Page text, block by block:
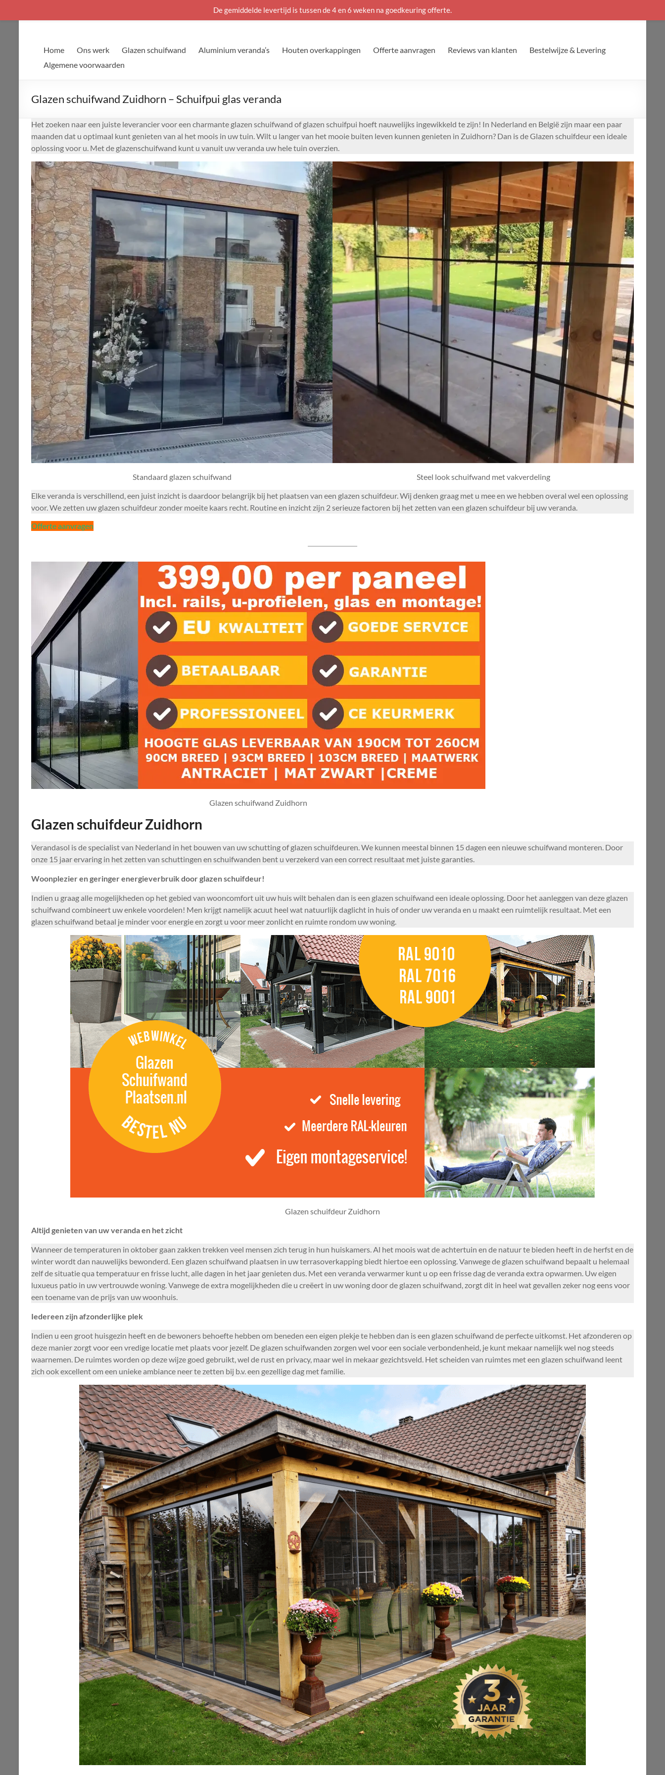
Home Ons werk Glazen schuifwand Aluminium veranda’s Houten overkappingen Offerte aanvragen Reviews van klanten
Bestelwijze & Levering
Algemene voorwaarden
Glazen schuifwand Zuidhorn – Schuifpui glas veranda
Het zoeken naar een juiste leverancier voor een charmante glazen schuifwand of glazen schuifpui hoeft nauwelijks ingewikkeld te zijn! In Nederland en België zijn maar een paar
maanden dat u optimaal kunt genieten van al het moois in uw tuin. Wilt u langer van het mooie buiten leven kunnen genieten in Zuidhorn? Dan is de Glazen schuifdeur een ideale
oplossing voor u. Met de glazenschuifwand kunt u vanuit uw veranda uw hele tuin overzien.
Standaard glazen schuifwand
Steel look schuifwand met vakverdeling
Elke veranda is verschillend, een juist inzicht is daardoor belangrijk bij het plaatsen van een glazen schuifdeur. Wij denken graag met u mee en we hebben overal wel een oplossing
voor. We zetten uw glazen schuifdeur zonder moeite kaars recht. Routine en inzicht zijn 2 serieuze factoren bij het zetten van een glazen schuifdeur bij uw veranda.
Offerte aanvragen
Glazen schuifwand Zuidhorn
Glazen schuifdeur Zuidhorn
Verandasol is de specialist van Nederland in het bouwen van uw schutting of glazen schuifdeuren. We kunnen meestal binnen 15 dagen een nieuwe schuifwand monteren. Door
onze 15 jaar ervaring in het zetten van schuttingen en schuifwanden bent u verzekerd van een correct resultaat met juiste garanties.
Woonplezier en geringer energieverbruik door glazen schuifdeur!
Indien u graag alle mogelijkheden op het gebied van wooncomfort uit uw huis wilt behalen dan is een glazen schuifwand een ideale oplossing. Door het aanleggen van deze glazen
schuifwand combineert uw enkele voordelen! Men krijgt namelijk acuut heel wat natuurlijk daglicht in huis of onder uw veranda en u maakt een ruimtelijk resultaat. Met een
glazen schuifwand betaal je minder voor energie en zorgt u voor meer zonlicht en ruimte rondom uw woning.
Glazen schuifdeur Zuidhorn
Altijd genieten van uw veranda en het zicht
Wanneer de temperaturen in oktober gaan zakken trekken veel mensen zich terug in hun huiskamers. Al het moois wat de achtertuin en de natuur te bieden heeft in de herfst en de
winter wordt dan nauwelijks bewonderd. Een glazen schuifwand plaatsen in uw terrasoverkapping biedt hiertoe een oplossing. Vanwege de glazen schuifwand bepaalt u helemaal
zelf de situatie qua temperatuur en frisse lucht, alle dagen in het jaar genieten dus. Met een veranda verwarmer kunt u op een frisse dag de veranda extra opwarmen. Uw eigen
luxueus patio in uw vertrouwde woning. Vanwege de extra mogelijkheden die u creëert in uw woning door de glazen schuifwand, zorgt dit in heel wat gevallen zeker nog eens voor
een toename van de prijs van uw woonhuis.
Iedereen zijn afzonderlijke plek
Indien u een groot huisgezin heeft en de bewoners behoefte hebben om beneden een eigen plekje te hebben dan is een glazen schuifwand de perfecte uitkomst. Het afzonderen op
deze manier zorgt voor een vredige locatie met plaats voor jezelf. De glazen schuifwanden zorgen wel voor een sociale verbondenheid, je kunt mekaar namelijk wel nog steeds
waarnemen. De ruimtes worden op deze wijze goed gebruikt, wel de rust en privacy, maar wel in mekaar gezichtsveld. Het scheiden van ruimtes met een glazen schuifwand leent
zich ook excellent om een unieke ambiance neer te zetten bij b.v. een gezellige dag met familie.
De gemiddelde levertijd is tussen de 4 en 6 weken na goedkeuring offerte.